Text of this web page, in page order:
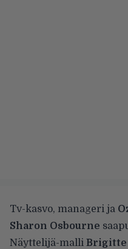
Tv-kasvo, manageri ja
Sharon Osbourne
Näyttelijä-malli Brigitte